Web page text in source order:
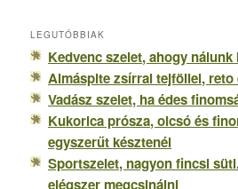
LEGUTÓBBIAK
Kedvenc szelet, ahogy nálunk
Almáspite zsírral tejföllel, reto
Vadász szelet, ha édes
Kukorica prósza, olcsó és
egyszerűt késztenél
Sportszelet, nagyon fincsi
elégszer megcsinálni